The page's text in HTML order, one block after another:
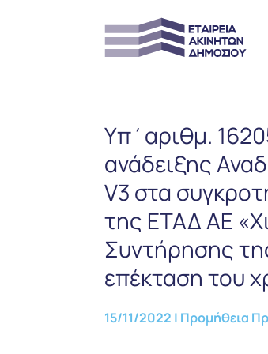
Υπ΄αριθμ.
ανάδειξης
V3 στα
της ΕΤΑΔ ΑΕ
Συντήρησης
επέκταση του
15/11/2022 | Προμήθεια